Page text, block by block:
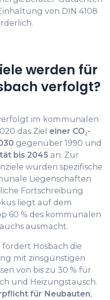
von DIN 4108
werden für
verfolgt?
im kommunalen
das Ziel einer CO₂-
gegenüber 1990 und
bis 2045 an. Zur
wurden spezifische
Liegenschaften
Fortschreibung
liegt auf dem
60 % des kommunalen
ausmacht.
Hösbach die
mit zinsgünstigen
von bis zu 30 % für
und Heizungstausch.
für Neubauten,